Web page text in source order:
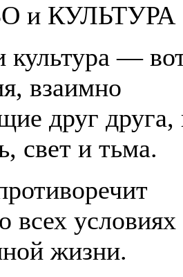
и КУЛЬТУРА
культура —
взаимно
друг друга,
свет и тьма.
всех условиях
жизни.